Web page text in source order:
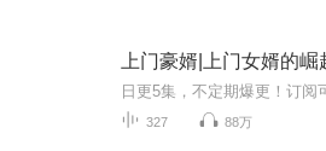
上门豪婿|上门女婿的
327 88万